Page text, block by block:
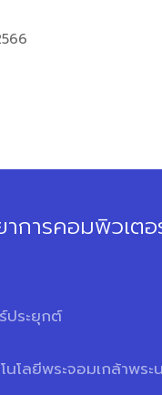
การคอมพิวเตอ
ประยุกต์
นโลยีพระจอมเกล้าพระ